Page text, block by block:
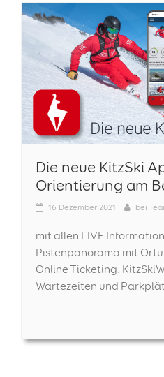
Die neue KitzSki
Orientierung am
16 Dezember 2021 bei
mit allen LIVE
Pistenpanorama mit
Online Ticketing,
Wartezeiten und